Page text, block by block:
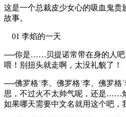
这是一个总裁皮少女心的吸血鬼贵
故事。
01 李焰的一天
──你是……贝提诺常带在身的人
喂！别扭头就走啊，太没礼貌了！
──佛罗格˙李、佛罗格˙李、佛罗
思，不过火不太帅气呢，还是……
如果哪天需要中文名就用这个吧，